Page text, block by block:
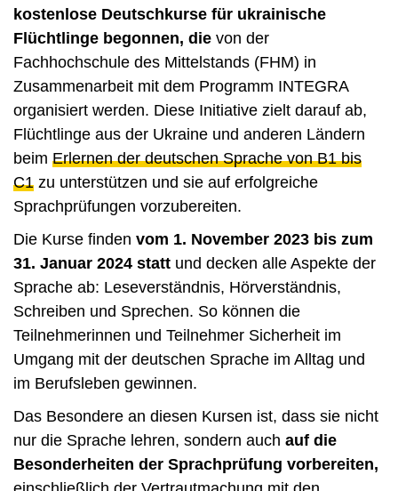
kostenlose Deutschkurse für ukrainische
Flüchtlinge begonnen, die von der
Fachhochschule des Mittelstands (FHM) in
Zusammenarbeit mit dem Programm INTEGRA
organisiert werden. Diese Initiative zielt darauf ab,
Flüchtlinge aus der Ukraine und anderen Ländern
beim Erlernen der deutschen Sprache von B1 bis
C1 zu unterstützen und sie auf erfolgreiche
Sprachprüfungen vorzubereiten.
Die Kurse finden vom 1. November 2023 bis zum
31. Januar 2024 statt und decken alle Aspekte der
Sprache ab: Leseverständnis, Hörverständnis,
Schreiben und Sprechen. So können die
Teilnehmerinnen und Teilnehmer Sicherheit im
Umgang mit der deutschen Sprache im Alltag und
im Berufsleben gewinnen.
Das Besondere an diesen Kursen ist, dass sie nicht
nur die Sprache lehren, sondern auch auf die
Besonderheiten der Sprachprüfung vorbereiten,